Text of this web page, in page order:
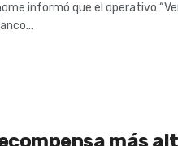
informó que el operativo
más